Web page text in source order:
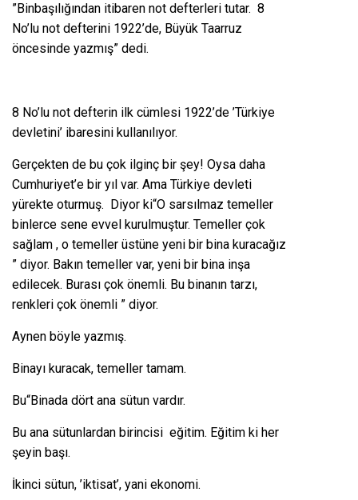
”Binbaşılığından itibaren not defterleri tutar. 8
No’lu not defterini 1922’de, Büyük Taarruz
öncesinde yazmış” dedi.
8 No’lu not defterin ilk cümlesi 1922’de ’Türkiye
devletini’ ibaresini kullanılıyor.
Gerçekten de bu çok ilginç bir şey! Oysa daha
Cumhuriyet’e bir yıl var. Ama Türkiye devleti
yürekte oturmuş. Diyor ki“O sarsılmaz temeller
binlerce sene evvel kurulmuştur. Temeller çok
sağlam , o temeller üstüne yeni bir bina kuracağız
” diyor. Bakın temeller var, yeni bir bina inşa
edilecek. Burası çok önemli. Bu binanın tarzı,
renkleri çok önemli ” diyor.
Aynen böyle yazmış.
Binayı kuracak, temeller tamam.
Bu“Binada dört ana sütun vardır.
Bu ana sütunlardan birincisi eğitim. Eğitim ki her
şeyin başı.
İkinci sütun, ’iktisat’, yani ekonomi.